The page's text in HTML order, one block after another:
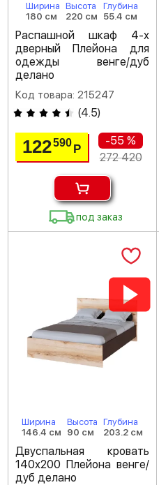
Ширина
180 см
Высота
220 см
Глубина
55.4 см
Распашной шкаф 4-х
дверный Плейона для
одежды венге/дуб
делано
Код товара: 215247
(4.5)
122590Р
-55 %
272 420
под заказ
Ширина
146.4 см
Высота
90 см
Глубина
203.2 см
Двуспальная кровать
140х200 Плейона венге/
дуб делано